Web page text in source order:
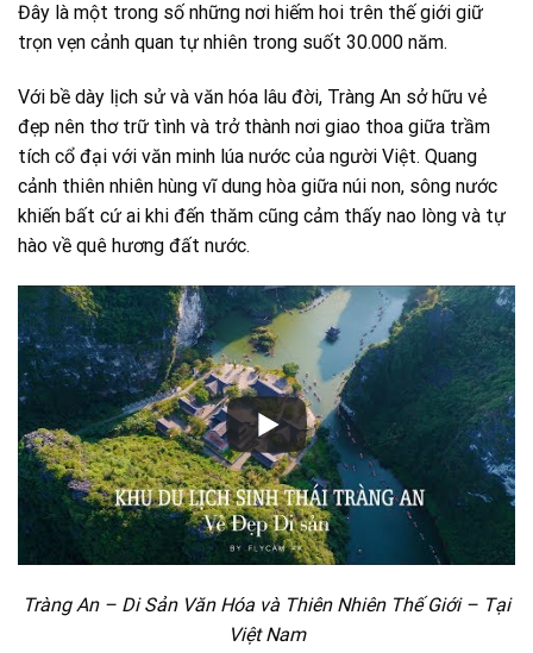
Đây là một trong số những nơi hiếm hoi trên thế giới giữ
trọn vẹn cảnh quan tự nhiên trong suốt 30.000 năm.
Với bề dày lịch sử và văn hóa lâu đời, Tràng An sở hữu vẻ
đẹp nên thơ trữ tình và trở thành nơi giao thoa giữa trầm
tích cổ đại với văn minh lúa nước của người Việt. Quang
cảnh thiên nhiên hùng vĩ dung hòa giữa núi non, sông nước
khiến bất cứ ai khi đến thăm cũng cảm thấy nao lòng và tự
hào về quê hương đất nước.
Tràng An – Di Sản Văn Hóa và Thiên Nhiên Thế Giới – Tại
Việt Nam